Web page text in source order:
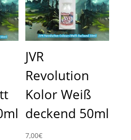
JVR
Revolution
Kolor Weiß
deckend 50ml
7,00€